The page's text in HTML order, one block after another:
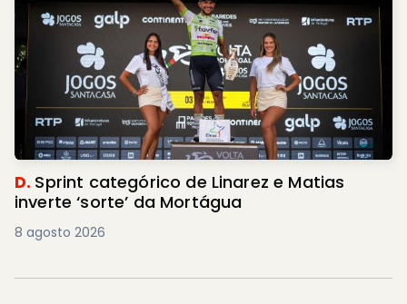
D. Sprint categórico de Linarez e Matias
inverte ‘sorte’ da Mortágua
8 agosto 2026